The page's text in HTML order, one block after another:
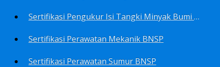
Sertifikasi Pengukur Isi Tangki Minyak Bumi Dan Hasil Olahan BNSP
Sertifikasi Perawatan Mekanik BNSP
Sertifikasi Perawatan Sumur BNSP